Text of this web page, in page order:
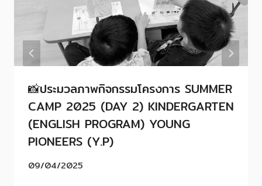
📸ประมวลภาพกิจกรรมโครงการ SUMMER
CAMP 2025 (DAY 2) KINDERGARTEN
(ENGLISH PROGRAM) YOUNG
PIONEERS (Y.P)
09/04/2025